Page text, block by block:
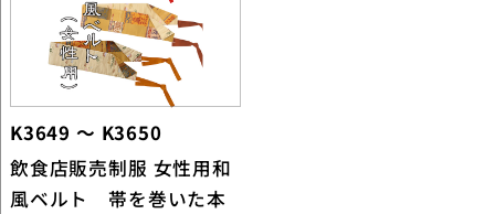
K3649 ～ K3650
飲食店販売制服 女性用和
風ベルト 帯を巻いた本